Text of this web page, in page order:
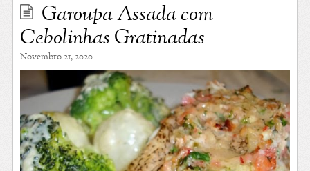
Garoupa Assada com
Cebolinhas Gratinadas
Novembro 21, 2020